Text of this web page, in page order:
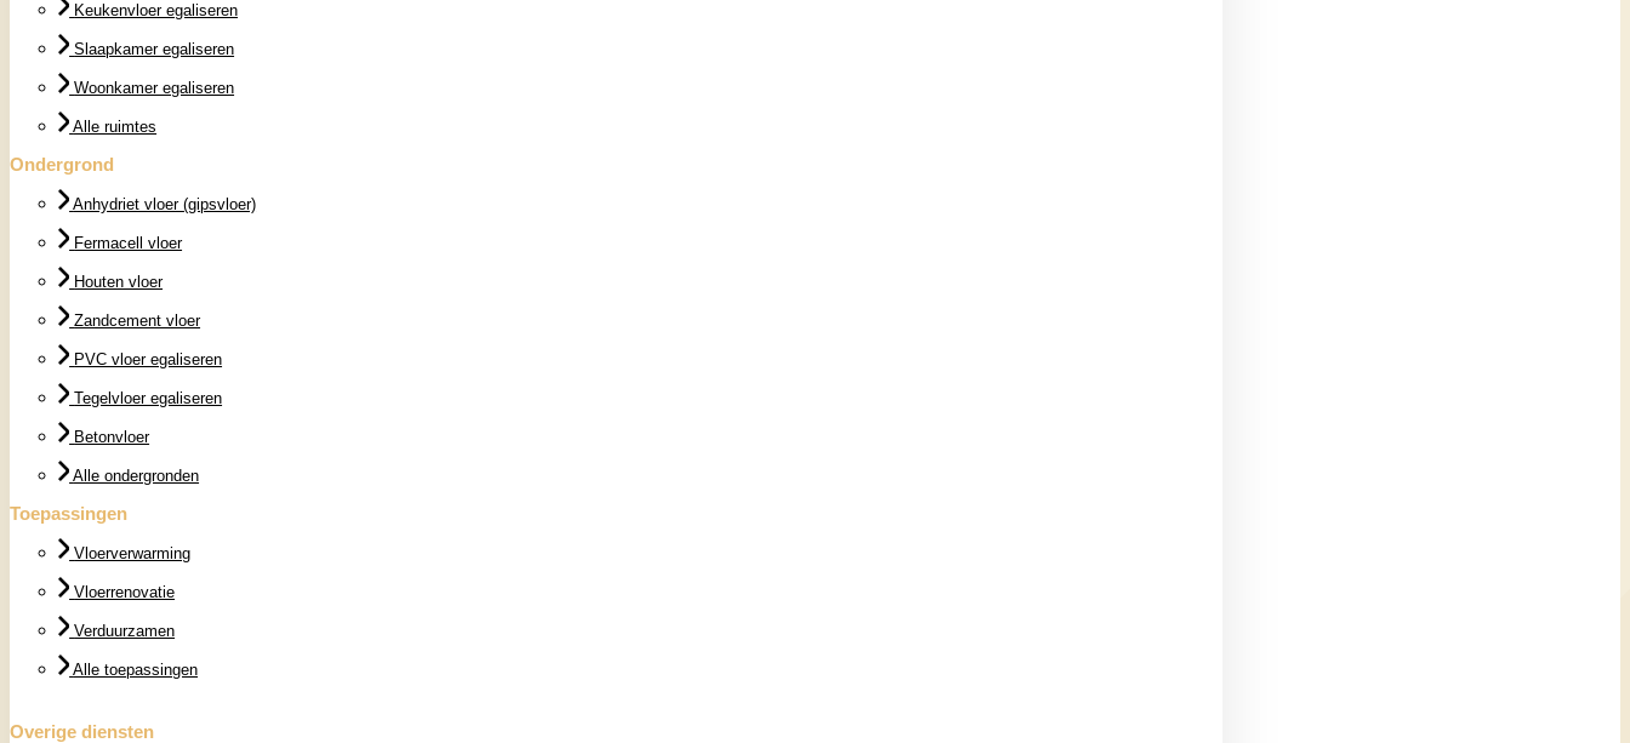
Keukenvloer egaliseren
Slaapkamer egaliseren
Woonkamer egaliseren
Alle ruimtes
Ondergrond
Anhydriet vloer (gipsvloer)
Fermacell vloer
Houten vloer
Zandcement vloer
PVC vloer egaliseren
Tegelvloer egaliseren
Betonvloer
Alle ondergronden
Toepassingen
Vloerverwarming
Vloerrenovatie
Verduurzamen
Alle toepassingen
Overige diensten